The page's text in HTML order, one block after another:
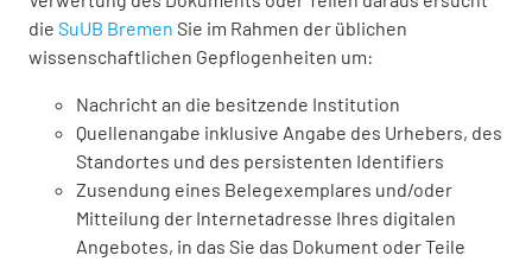
die SuUB Bremen Sie im Rahmen der üblichen
wissenschaftlichen Gepflogenheiten um:
Nachricht an die besitzende Institution
Quellenangabe inklusive Angabe des Urhebers, des
Standortes und des persistenten Identifiers
Zusendung eines Belegexemplares und/oder
Mitteilung der Internetadresse Ihres digitalen
Angebotes, in das Sie das Dokument oder Teile